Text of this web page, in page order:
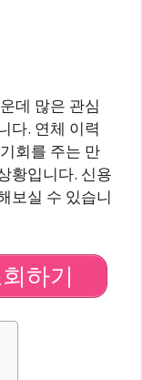
데 많은 관심
다. 연체 이력
회를 주는 만
황입니다. 신용
보실 수 있습니
하기